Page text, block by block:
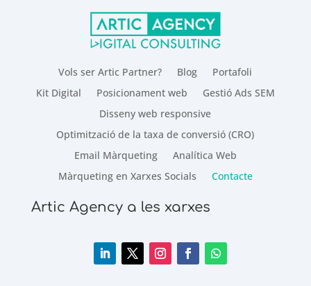
Vols ser Artic Partner? Blog
Portafoli
Kit Digital
Posicionament web
Gestió Ads SEM
Disseny web responsive
Optimització de la taxa de conversió (CRO)
Email Màrqueting
Analítica Web
Màrqueting en Xarxes Socials
Contacte
Artic Agency a les xarxes